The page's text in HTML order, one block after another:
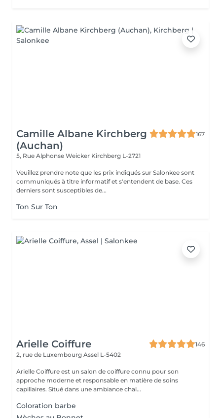
Camille Albane Kirchberg
(Auchan)
167
5, Rue Alphonse Weicker Kirchberg L-2721
Veuillez prendre note que les prix indiqués sur Salonkee sont
communiqués à titre informatif et s'entendent de base. Ces
derniers sont susceptibles de...
Ton Sur Ton
Arielle Coiffure
146
2, rue de Luxembourg Assel L-5402
Arielle Coiffure est un salon de coiffure connu pour son
approche moderne et responsable en matière de soins
capillaires. Situé dans une ambiance chal...
Coloration barbe